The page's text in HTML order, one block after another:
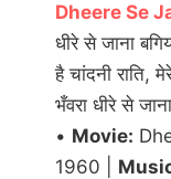
Dheere Se
धीरे से जाना
है चांदनी राति,
भँवरा धीरे से
• Movie:
1960 |